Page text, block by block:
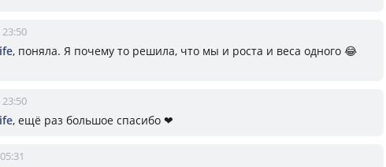
, поняла. Я почему то решила, что мы и роста и веса одного 😂
, ещё раз большое спасибо ❤